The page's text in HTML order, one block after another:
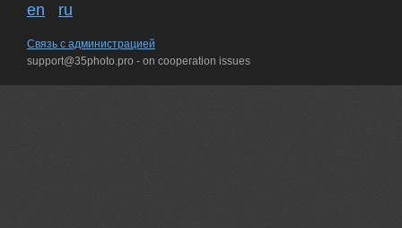
en ru
Связь с администрацией
support@35photo.pro - on cooperation issues